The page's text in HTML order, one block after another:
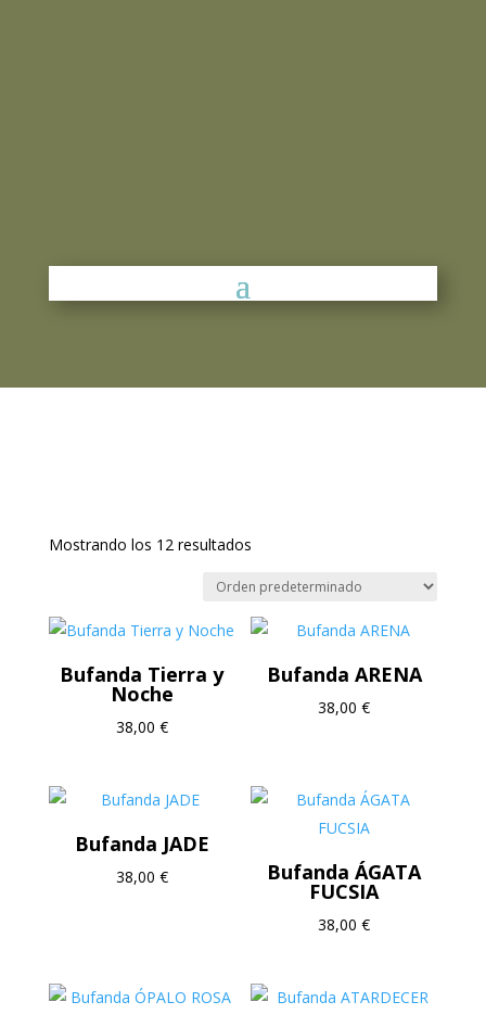
Mostrando los 12 resultados
Bufanda Tierra y
Noche
38,00 €
Bufanda ARENA
38,00€
Bufanda JADE
38,00 € Bufanda ÁGATA
FUCSIA
38,00€